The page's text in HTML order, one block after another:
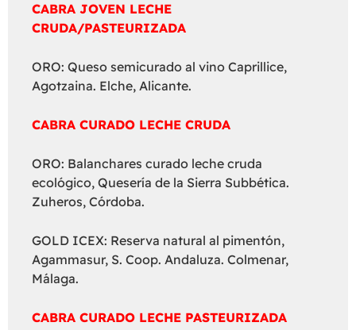
CABRA JOVEN LECHE
CRUDA/PASTEURIZADA
ORO: Queso semicurado al vino Caprillice,
Agotzaina. Elche, Alicante.
CABRA CURADO LECHE CRUDA
ORO: Balanchares curado leche cruda
ecológico, Quesería de la Sierra Subbética.
Zuheros, Córdoba.
GOLD ICEX: Reserva natural al pimentón,
Agammasur, S. Coop. Andaluza. Colmenar,
Málaga.
CABRA CURADO LECHE PASTEURIZADA